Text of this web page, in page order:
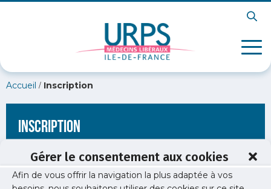
Gérer le consentement aux cookies
Afin de vous offrir la navigation la plus adaptée à vos
Accueil / Inscription
Inscription
[wppb-register form_name="inscription"